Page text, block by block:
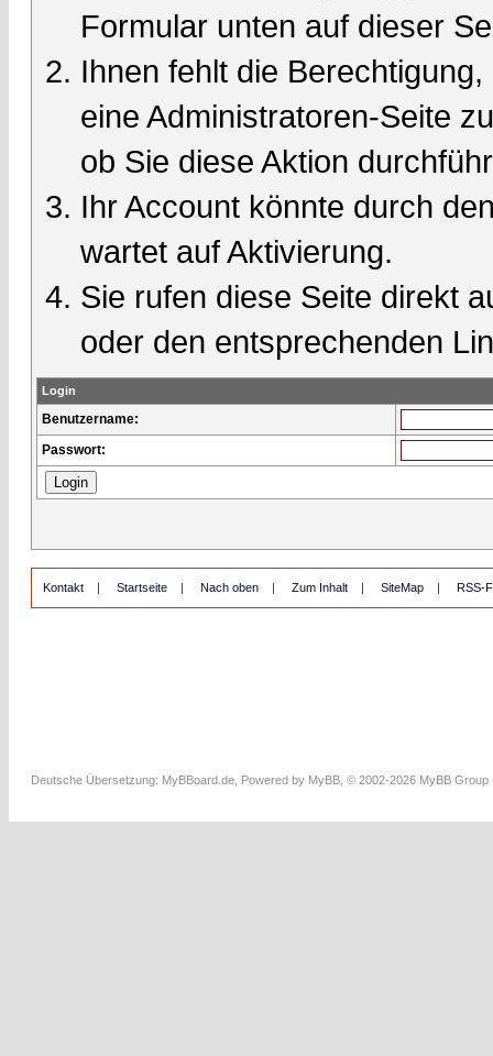
Formular unten auf dieser
Ihnen fehlt die
eine Administratoren-Seite
ob Sie diese Aktion
Ihr Account könnte durch
wartet auf Aktivierung.
Sie rufen diese Seite direkt
oder den entsprechenden
Login
Benutzername:
Passwort:
Kontakt | Startseite | Nach oben | Zum Inhalt | SiteMap | RSS-
Deutsche Übersetzung: MyBBoard.de , Powered by MyBB , © 2002-2026 MyBB Group